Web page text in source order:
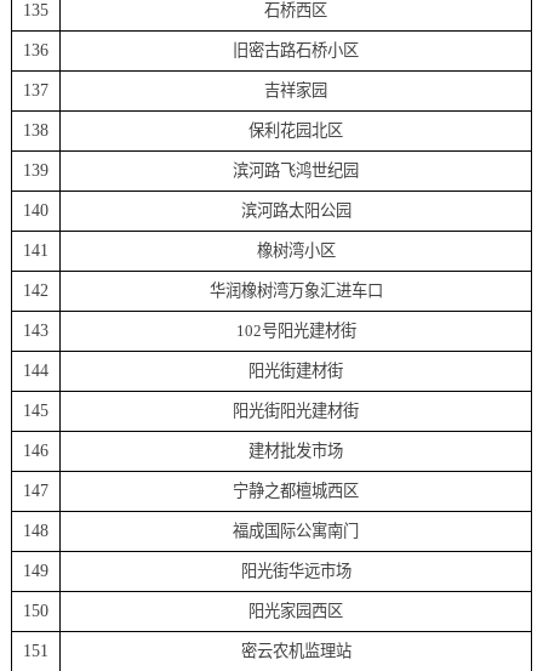
135 石桥西区
136 旧密古路石桥小区
137 吉祥家园
138 保利花园北区
139 滨河路飞鸿世纪园
140 滨河路太阳公园
141 橡树湾小区
142 华润橡树湾万象汇进车口
143 102号阳光建材街
144 阳光街建材街
145 阳光街阳光建材街
146 建材批发市场
147 宁静之都檀城西区
148 福成国际公寓南门
149 阳光街华远市场
150 阳光家园西区
151 密云农机监理站